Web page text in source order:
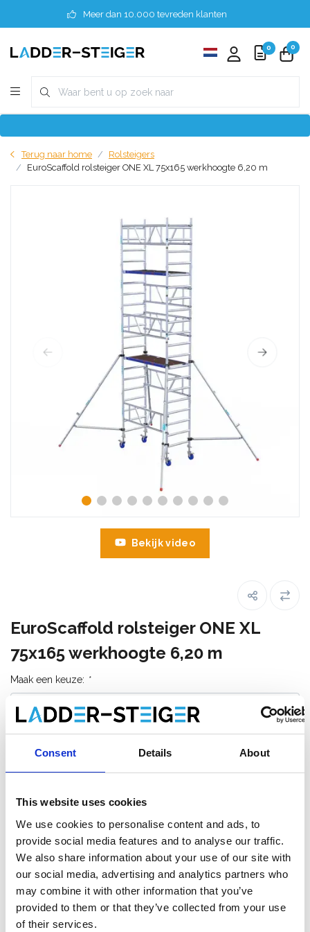
Consent Details About
This website uses cookies
We use cookies to personalise content and ads, to
provide social media features and to analyse our traffic.
We also share information about your use of our site with
our social media, advertising and analytics partners who
may combine it with other information that you’ve
provided to them or that they’ve collected from your use
of their services.
Meer dan 10.000 tevreden klanten
0 0
Terug naar home
Rolsteigers
EuroScaffold rolsteiger ONE XL 75x165 werkhoogte 6,20 m
Bekijk video
EuroScaffold rolsteiger ONE XL
75x165 werkhoogte 6,20 m
Maak een keuze: *
€2.450,00 €3.039,43 Excl. Btw
€2.964,50 €3.677,71
Incl. BTW
Gratis verzending binnen 1-3 werkdagen of afhalen in
Toevoegen aan winkelwagen
Toevoegen aan offerte